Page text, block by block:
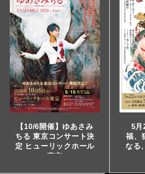
【10/6開催】ゆあさみ
ちる 東京コンサート決
定 ヒューリックホール
東京
5月
福、
なる